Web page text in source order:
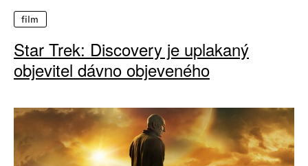
film
Star Trek: Discovery je uplakaný
objevitel dávno objeveného